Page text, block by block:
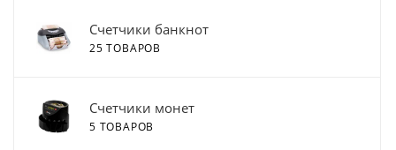
Счетчики банкнот
25 ТОВАРОВ
Счетчики монет
5 ТОВАРОВ